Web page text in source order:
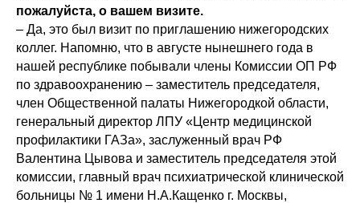
пожалуйста, о вашем визите.
– Да, это был визит по приглашению нижегородских
коллег. Напомню, что в августе нынешнего года в
нашей республике побывали члены Комиссии ОП РФ
по здравоохранению – заместитель председателя,
член Общественной палаты Нижегородкой области,
генеральный директор ЛПУ «Центр медицинской
профилактики ГАЗа», заслуженный врач РФ
Валентина Цывова и заместитель председателя этой
комиссии, главный врач психиатрической клинической
больницы № 1 имени Н.А.Кащенко г. Москвы,